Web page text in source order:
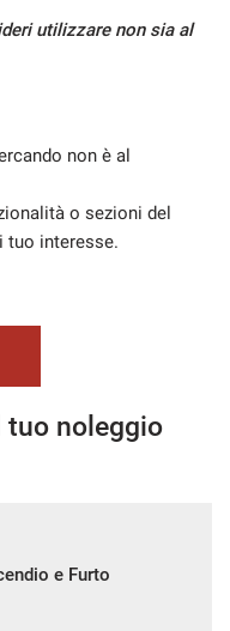
utilizzare non sia al
non è al
o sezioni del
tuo interesse.
tuo noleggio
e Furto